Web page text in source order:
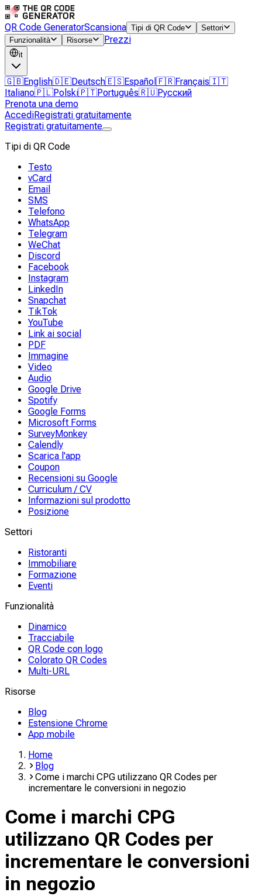
QR Code GeneratorScansiona Tipi di QR Code
Settori
Funzionalità
Risorse Prezzi
it
🇬🇧English🇩🇪Deutsch🇪🇸Español 🇫🇷Français🇮🇹
Italiano🇵🇱Polski🇵🇹Português🇷🇺Русский
Prenota una demo
AccediRegistrati gratuitamente
Registrati gratuitamente
Tipi di QR Code
Testo
vCard
Email
SMS
Telefono
WhatsApp
Telegram
WeChat
Discord
Facebook
Instagram
LinkedIn
Snapchat
TikTok
YouTube
Link ai social
PDF
Immagine
Video
Audio
Google Drive
Spotify
Google Forms
Microsoft Forms
SurveyMonkey
Calendly
Scarica l'app
Coupon
Recensioni su Google
Curriculum / CV
Informazioni sul prodotto
Posizione
Settori
Ristoranti
Immobiliare
Formazione
Eventi
Funzionalità
Dinamico
Tracciabile
QR Code con logo
Colorato QR Codes
Multi-URL
Risorse
Blog
Estensione Chrome
App mobile
Home
Blog
Come i marchi CPG utilizzano QR Codes per
incrementare le conversioni in negozio
Come i marchi CPG
utilizzano QR Codes per
incrementare le conversioni
in negozio